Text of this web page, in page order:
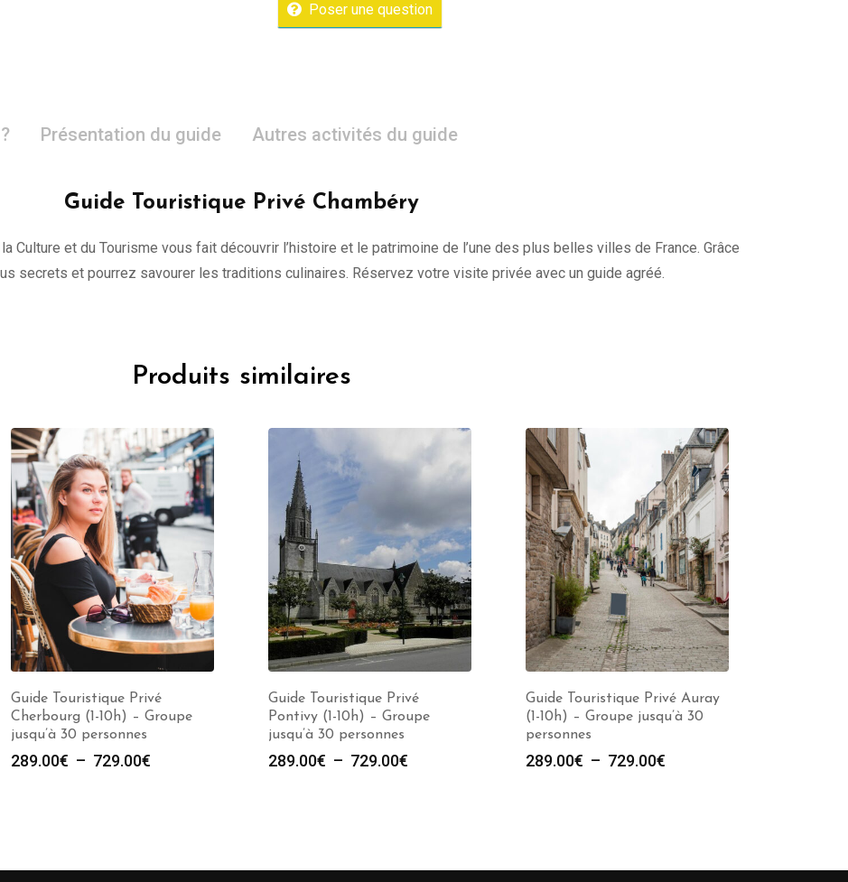
Poser une question
Présentation du guide Autres activités du guide
Guide Touristique Privé Chambéry
Culture et du Tourisme vous fait découvrir l’histoire et le patrimoine de l’une des plus belles villes de France. Grâce
secrets et pourrez savourer les traditions culinaires. Réservez votre visite privée avec un guide agréé.
Produits similaires
Guide Touristique Privé
Cherbourg (1-10h) – Groupe
jusqu’à 30 personnes
289.00€ – 729.00€
Guide Touristique Privé
Pontivy (1-10h) – Groupe
jusqu’à 30 personnes
289.00€ – 729.00€
Guide Touristique Privé Auray
(1-10h) – Groupe jusqu’à 30
personnes
289.00€ – 729.00€